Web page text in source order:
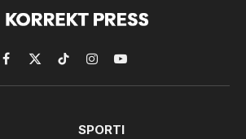
Facebook
X
(Twitter)
TikTokInstagramYouTube
SPORTI